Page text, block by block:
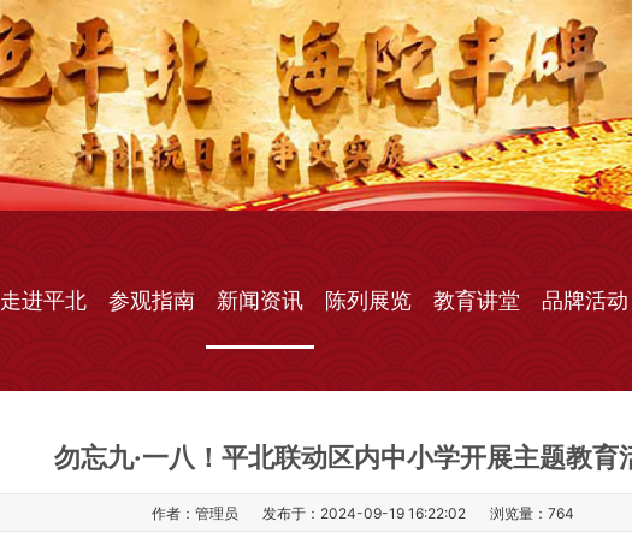
走进平北 参观指南 新闻资讯 陈列展览 教育讲堂 品牌活动
勿忘九·一八！平北联动区内中小学开展主题教育
作者：管理员 发布于：2024-09-19 16:22:02 浏览量： 764